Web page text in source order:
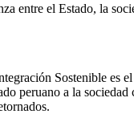
entre el Estado, la
Sostenible es
peruano a la